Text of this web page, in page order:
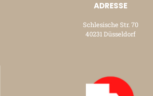
ADRESSE
Schlesische Str. 70
40231 Düsseldorf